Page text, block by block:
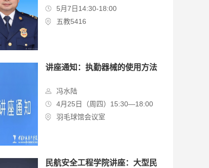
5月7日14:30-18:00
五教5416
讲座通知：执勤器械的使用方法
冯水陆
4月25日（周四）15:30—18:00
羽毛球馆会议室
民航安全工程学院讲座：大型民